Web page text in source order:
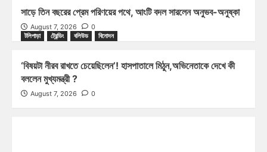
সাড়ে তিন বছরের প্রেম পরিণয়ের পথে, আংটি বদল সারলেন অনুভব-অনুষ্কা
August 7, 2026
0
টলিপাড়া
ট্রেন্ডিং বলিউড বিনোদন
‘বিষয়টা নীরব রাখতে চেয়েছিলেন’! হাসপাতালে মিঠুন,অভিনেতাকে দেখে কী
বললেন মুখ্যমন্ত্রী ?
August 7, 2026 0